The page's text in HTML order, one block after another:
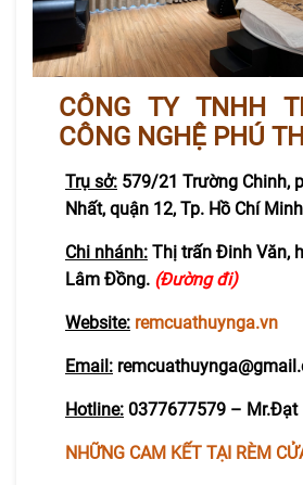
CÔNG TY TNHH
CÔNG NGHỆ PHÚ
Trụ sở: 579/21 Trường Chinh,
Nhất, quận 12, Tp. Hồ Chí
Chi nhánh: Thị trấn Đinh Văn,
Lâm Đồng. (Đường đi)
Website: remcuathuynga.vn
Email:
Hotline: 0377677579 – Mr.Đạt
NHỮNG CAM KẾT TẠI RÈM